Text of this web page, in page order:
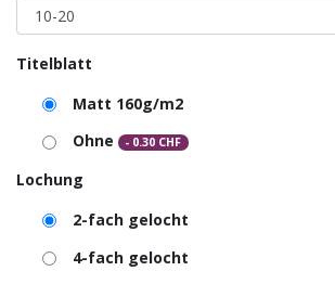
Titelblatt
Matt 160g/m2
Ohne
- 0.30 CHF
Lochung
2-fach gelocht
4-fach gelocht